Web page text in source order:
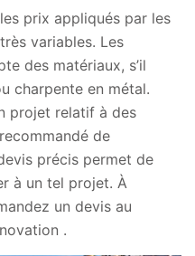
prix appliqués par les
variables. Les
des matériaux, s’il
charpente en métal.
projet relatif à des
de
précis permet de
à un tel projet. À
un devis au
.